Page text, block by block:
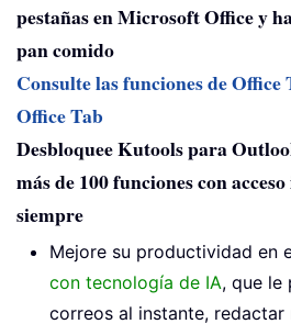
pestañas en Microsoft Office y
pan comido
Consulte las funciones de Office
Office Tab
Desbloquee Kutools para
más de 100 funciones con
siempre
Mejore su productividad en
con tecnología de IA, que le
correos al instante, redactar